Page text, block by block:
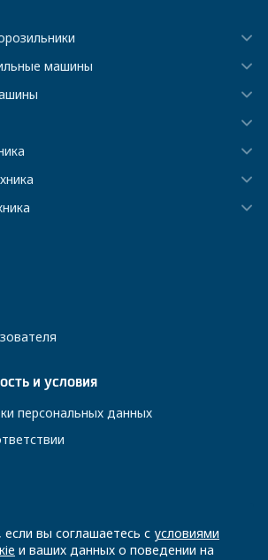
машины
и условия
персональных данных
вы соглашаетесь с условиями
и ваших данных о поведении на